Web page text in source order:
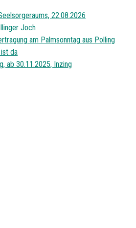
22.08.2026
Joch
am Palmsonntag aus Polling
da
ab 30.11.2025, Inzing